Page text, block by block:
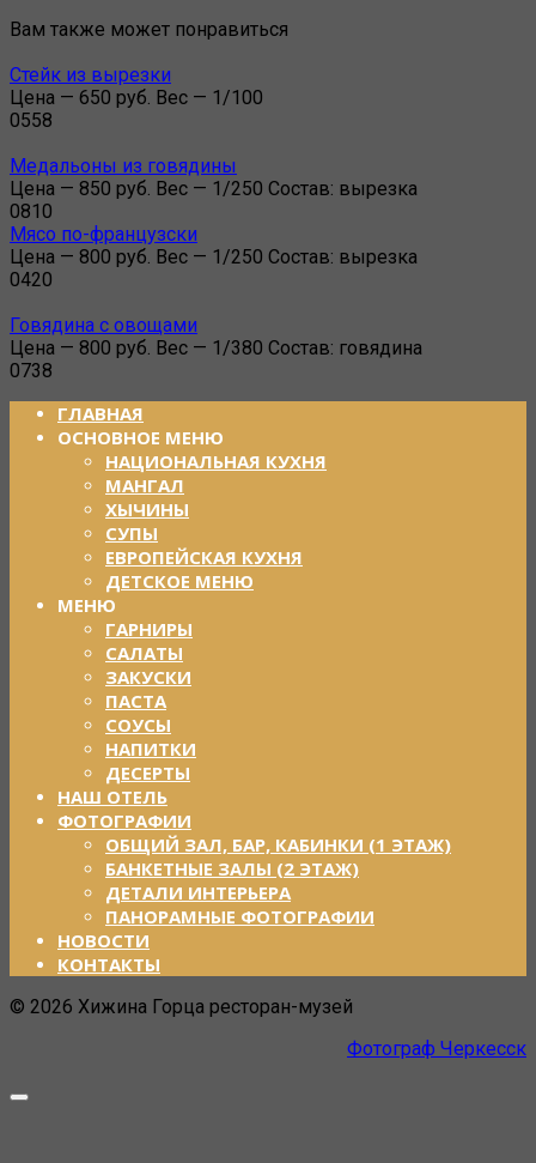
Вам также может понравиться
Стейк из вырезки
Цена — 650 руб. Вес — 1/100
0558
Медальоны из говядины
Цена — 850 руб. Вес — 1/250 Состав: вырезка
0810
Мясо по-французски
Цена — 800 руб. Вес — 1/250 Состав: вырезка
0420
Говядина с овощами
Цена — 800 руб. Вес — 1/380 Состав: говядина
0738
ГЛАВНАЯ
ОСНОВНОЕ МЕНЮ
НАЦИОНАЛЬНАЯ КУХНЯ
МАНГАЛ
ХЫЧИНЫ
СУПЫ
ЕВРОПЕЙСКАЯ КУХНЯ
ДЕТСКОЕ МЕНЮ
МЕНЮ
ГАРНИРЫ
САЛАТЫ
ЗАКУСКИ
ПАСТА
СОУСЫ
НАПИТКИ
ДЕСЕРТЫ
НАШ ОТЕЛЬ
ФОТОГРАФИИ
ОБЩИЙ ЗАЛ, БАР, КАБИНКИ (1 ЭТАЖ)
БАНКЕТНЫЕ ЗАЛЫ (2 ЭТАЖ)
ДЕТАЛИ ИНТЕРЬЕРА
ПАНОРАМНЫЕ ФОТОГРАФИИ
НОВОСТИ
КОНТАКТЫ
© 2026 Хижина Горца ресторан-музей
Фотограф Черкесск